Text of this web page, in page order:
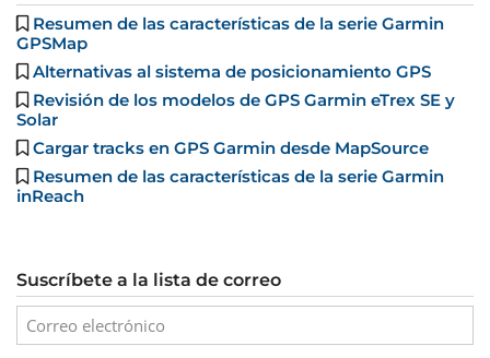
Resumen de las características de la serie Garmin
GPSMap
Alternativas al sistema de posicionamiento GPS
Revisión de los modelos de GPS Garmin eTrex SE y
Solar
Cargar tracks en GPS Garmin desde MapSource
Resumen de las características de la serie Garmin
inReach
Suscríbete a la lista de correo